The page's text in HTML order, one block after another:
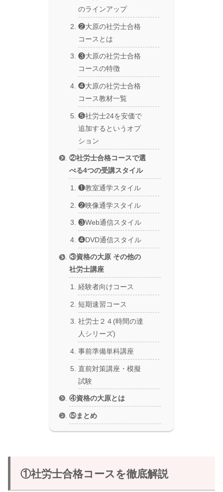
のラインアップ
❷大原の社労士合格
コースとは
❸大原の社労士合格
コースの特徴
❹大原の社労士合格
コース教材一覧
❺社労士24を安価で
追加するというオプ
ション
②社労士合格コースで選
べる4つの受講スタイル
❶教室通学スタイル
❷映像通学スタイル
❸Web通信スタイル
❹DVD通信スタイル
③資格の大原 その他の
社労士講座
経験者向けコース
短期速習コース
社労士２４(時間の達
人シリーズ)
事前準備単科講座
直前対策講座・模擬
試験
④資格の大原とは
⑤まとめ
①社労士合格コースを徹底解説